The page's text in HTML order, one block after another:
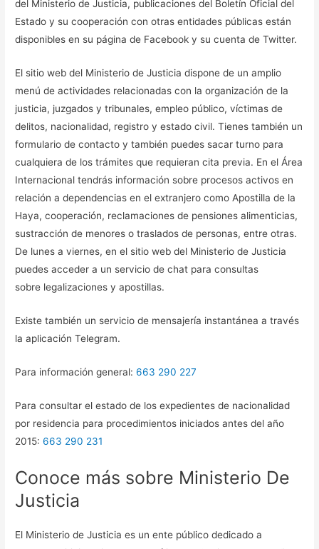
del Ministerio de Justicia, publicaciones del Boletín Oficial del
Estado y su cooperación con otras entidades públicas están
disponibles en su página de Facebook y su cuenta de Twitter.
El sitio web del Ministerio de Justicia dispone de un amplio
menú de actividades relacionadas con la organización de la
justicia, juzgados y tribunales, empleo público, víctimas de
delitos, nacionalidad, registro y estado civil. Tienes también un
formulario de contacto y también puedes sacar turno para
cualquiera de los trámites que requieran cita previa. En el Área
Internacional tendrás información sobre procesos activos en
relación a dependencias en el extranjero como Apostilla de la
Haya, cooperación, reclamaciones de pensiones alimenticias,
sustracción de menores o traslados de personas, entre otras.
De lunes a viernes, en el sitio web del Ministerio de Justicia
puedes acceder a un servicio de chat para consultas
sobre legalizaciones y apostillas.
Existe también un servicio de mensajería instantánea a través
la aplicación Telegram.
Para información general:663 290 227
Para consultar el estado de los expedientes de nacionalidad
por residencia para procedimientos iniciados antes del año
2015:663 290 231
Conoce más sobre Ministerio De
Justicia
El Ministerio de Justicia es un ente público dedicado a